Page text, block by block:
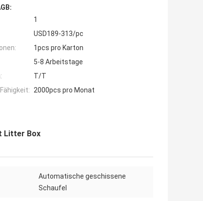
1
USD189-313/pc
1pcs pro Karton
5-8 Arbeitstage
T/T
2000pcs pro Monat
Litter Box
Automatische geschissene
Schaufel